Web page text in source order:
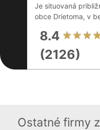
Je situovaná
obce Drietoma, v
8.4
(2126)
Ostatné firmy